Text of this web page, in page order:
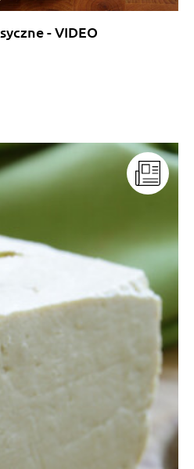
- VIDEO